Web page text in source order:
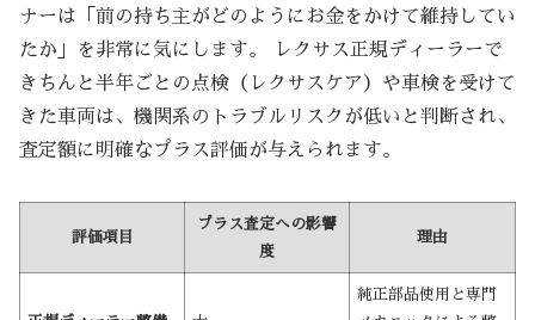
ナーは「前の持ち主がどのようにお金をかけて維持してい
たか」を非常に気にします。 レクサス正規ディーラーで
きちんと半年ごとの点検（レクサスケア）や車検を受けて
きた車両は、機関系のトラブルリスクが低いと判断され、
査定額に明確なプラス評価が与えられます。
評価項目
プラス査定への影響
度
理由
純正部品使用と専門